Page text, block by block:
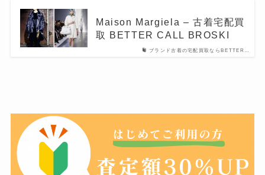
ブランド古着の宅配買取ならBETTER…
Maison Margiela – 古着宅配買
取 BETTER CALL BROSKI